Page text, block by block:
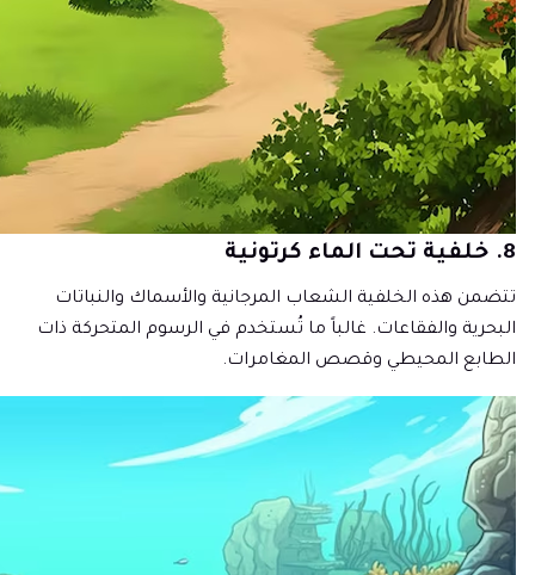
8. خلفية تحت الماء كرتونية
تتضمن هذه الخلفية الشعاب المرجانية والأسماك والنباتات
البحرية والفقاعات. غالباً ما تُستخدم في الرسوم المتحركة ذات
الطابع المحيطي وقصص المغامرات.